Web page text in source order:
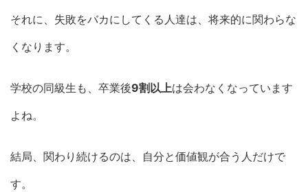
それに、失敗をバカにしてくる人達は、将来的に関わらな
くなります。
学校の同級生も、卒業後9割以上は会わなくなっています
よね。
結局、関わり続けるのは、自分と価値観が合う人だけで
す。